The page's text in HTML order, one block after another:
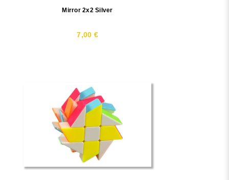
Mirror 2x2 Silver
7,00 €